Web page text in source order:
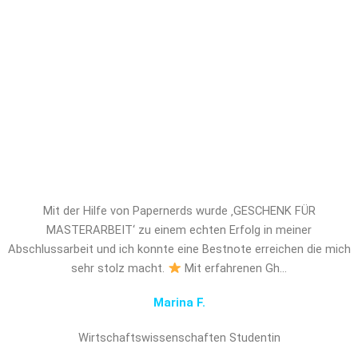
Mit der Hilfe von Papernerds wurde ‚GESCHENK FÜR
MASTERARBEIT‘ zu einem echten Erfolg in meiner
Abschlussarbeit und ich konnte eine Bestnote erreichen die mich
sehr stolz macht.
Mit erfahrenen Gh…
Marina F.
Wirtschaftswissenschaften Studentin